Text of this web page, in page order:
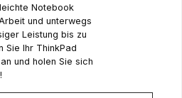
Notebook
und unterwegs
Leistung bis zu
Sie Ihr ThinkPad
und holen Sie sich